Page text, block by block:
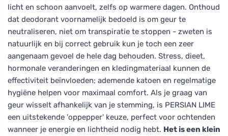
licht en schoon aanvoelt, zelfs op warmere dagen. Onthoud
dat deodorant voornamelijk bedoeld is om geur te
neutraliseren, niet om transpiratie te stoppen - zweten is
natuurlijk en bij correct gebruik kun je toch een zeer
aangenaam gevoel de hele dag behouden. Stress, dieet,
hormonale veranderingen en kledingmateriaal kunnen de
effectiviteit beïnvloeden; ademende katoen en regelmatige
hygiëne helpen voor maximaal comfort. Als je graag van
geur wisselt afhankelijk van je stemming, is PERSIAN LIME
een uitstekende 'oppepper' keuze, perfect voor ochtenden
wanneer je energie en lichtheid nodig hebt. Het is een klein